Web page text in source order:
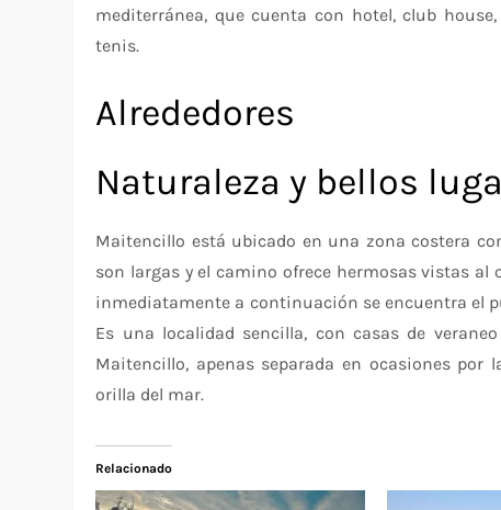
mediterránea, que cuenta con hotel, club
tenis.
Alrededores
Naturaleza y bellos
Maitencillo está ubicado en una zona costera
son largas y el camino ofrece hermosas vistas al
inmediatamente a continuación se encuentra el
Es una localidad sencilla, con casas de
Maitencillo, apenas separada en ocasiones
orilla del mar.
Relacionado